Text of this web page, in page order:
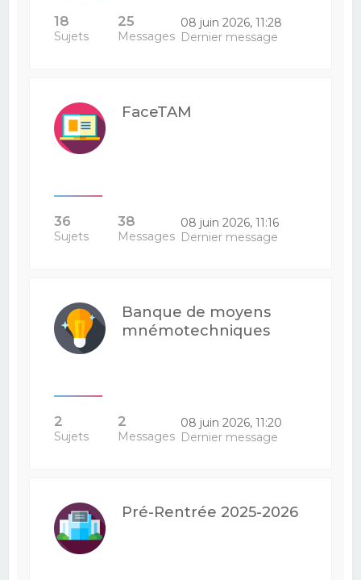
18
Sujets
25
Messages
08 juin 2026, 11:28
Dernier message
FaceTAM
36
Sujets
38
Messages
08 juin 2026, 11:16
Dernier message
Banque de moyens
mnémotechniques
2
Sujets
2
Messages
08 juin 2026, 11:20
Dernier message
Pré-Rentrée 2025-2026